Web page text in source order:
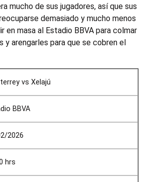
mucho de sus jugadores, así que sus
demasiado y mucho menos
en masa al Estadio BBVA para colmar
y arengarles para que se cobren el
vs Xelajú
BBVA
2026
hrs